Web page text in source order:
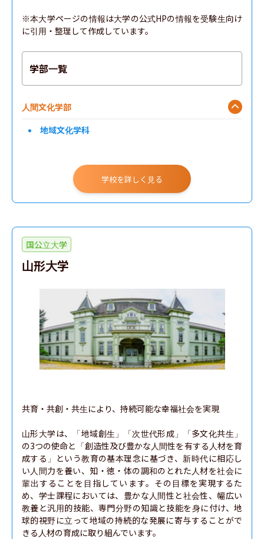
※本大学ページの情報は大学の公式HPの情報を受験生向け
に引用・整理して作成しています。
学部一覧
人間文化学部
地域文化学科
学校を詳しく見る
国公立大学
山形大学
共育・共創・共生により、持続可能な幸福社会を実現
山形大学は、「地域創生」「次世代形成」「多文化共生」
の3つの使命と「創造性及び豊かな人間性を有する人材を育
成する」という教育の基本理念に基づき、新時代に相応し
い人間力を養い、知・徳・体の調和のとれた人材を社会に
輩出することを目指しています。その目標を実現するた
め、学士課程においては、豊かな人間性と社会性、幅広い
教養と汎用的技能、専門分野の知識と技能を身に付け、地
球的視野に立って地域の持続的な発展に寄与することがで
きる人材の育成に取り組んでいます。